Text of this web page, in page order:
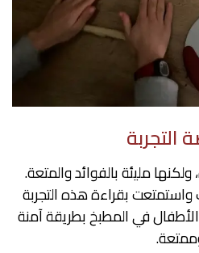
التجربة
مليئة بالفوائد والمتعة.
بقراءة هذه التجربة
في المطبخ بطريقة آمنة